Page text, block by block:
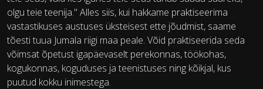
olgu teie teenija." Alles siis, kui hakkame praktiseerima
vastastikuses austuses üksteisest ette jõudmist, saame
tõesti tuua Jumala riigi maa peale. Võid praktiseerida seda
võimsat õpetust igapäevaselt perekonnas, töökohas,
kogukonnas, koguduses ja teenistuses ning kõikjal, kus
puutud kokku inimestega.